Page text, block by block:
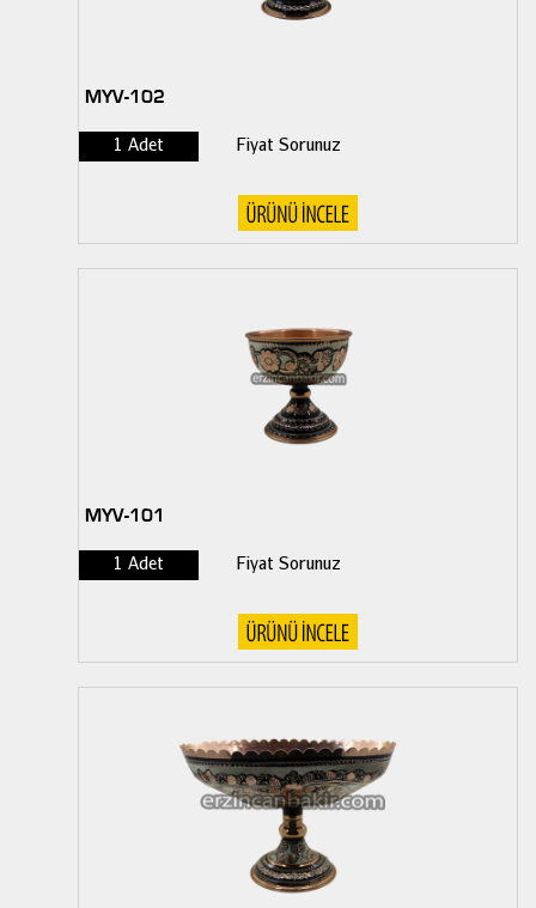
MYV-102
1 Adet Fiyat Sorunuz
MYV-101
1 Adet Fiyat Sorunuz